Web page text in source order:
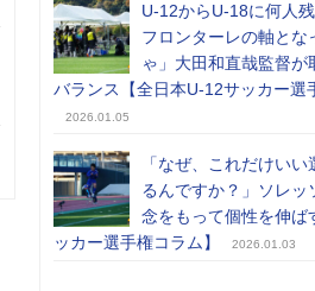
U-12からU-18に何人
フロンターレの軸とな
ゃ」大田和直哉監督が
バランス【全日本U-12サッカー選
2026.01.05
「なぜ、これだけい
るんですか？」ソレッ
念をもって個性を伸ば
ッカー選手権コラム】
2026.01.03